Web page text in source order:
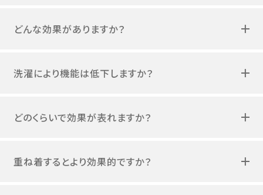
どんな効果がありますか？
洗濯により機能は低下しますか？
どのくらいで効果が表れますか？
重ね着するとより効果的ですか？